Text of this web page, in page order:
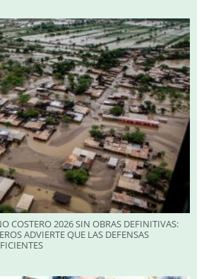
COSTERO 2026 SIN OBRAS DEFINITIVAS:
ADVIERTE QUE LAS DEFENSAS